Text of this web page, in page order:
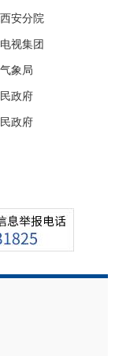
安分院
视集团
象局
政府
政府